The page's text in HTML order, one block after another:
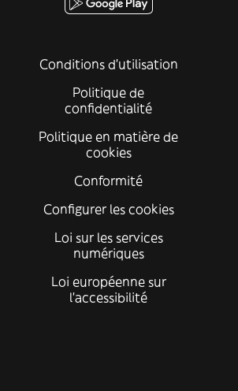
Conditions d'utilisation
Politique de
confidentialité
Politique en matière de
cookies
Conformité
Configurer les cookies
Loi sur les services
numériques
Loi européenne sur
l’accessibilité